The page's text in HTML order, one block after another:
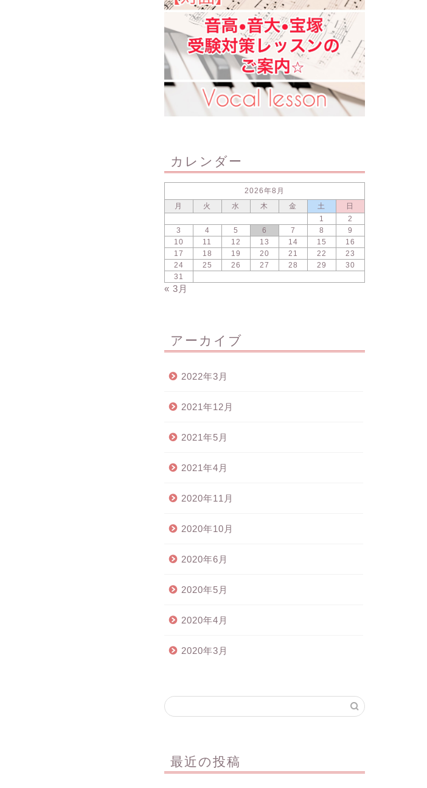
カレンダー
2026年8月
月
火 水 木 金 土
日
1
2
3
4 5 6 7 8
9
10
11 12 13 14 15
16
17
18 19 20 21 22
23
24
25 26 27 28 29
30
31
« 3月
アーカイブ
2022年3月
2021年12月
2021年5月
2021年4月
2020年11月
2020年10月
2020年6月
2020年5月
2020年4月
2020年3月
最近の投稿